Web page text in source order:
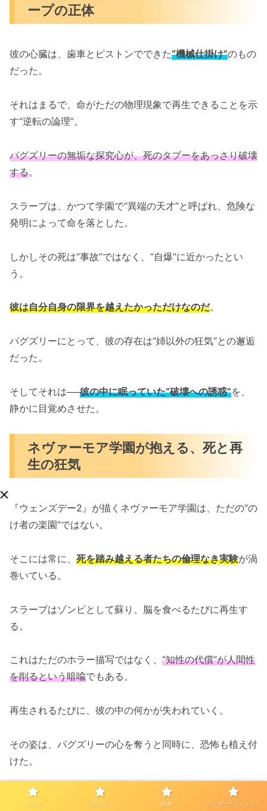
ープの正体
彼の心臓は、歯車とピストンでできた“機械仕掛け”のもの
だった。
それはまるで、命がただの物理現象で再生できることを示
す“逆転の論理”。
パグズリーの無垢な探究心が、死のタブーをあっさり破壊
する。
スラープは、かつて学園で“異端の天才”と呼ばれ、危険な
発明によって命を落とした。
しかしその死は“事故”ではなく、“自爆”に近かったとい
う。
彼は自分自身の限界を越えたかっただけなのだ。
パグズリーにとって、彼の存在は“姉以外の狂気”との邂逅
だった。
そしてそれは──彼の中に眠っていた“破壊への誘惑”を、
静かに目覚めさせた。
ネヴァーモア学園が抱える、死と再
生の狂気
『ウェンズデー2』が描くネヴァーモア学園は、ただの“の
け者の楽園”ではない。
そこには常に、 死を踏み越える者たちの倫理なき実験が渦
巻いている。
スラープはゾンビとして蘇り、脳を食べるたびに再生す
る。
これはただのホラー描写ではなく、 “知性の代償”が人間性
を削るという暗喩でもある。
再生されるたびに、彼の中の何かが失われていく。
その姿は、パグズリーの心を奪うと同時に、恐怖も植え付
けた。
姉とは違うかたちで、彼もまた“倫理を超えるライン”に足
アニメ ドラマ 映画 エンターテインメント